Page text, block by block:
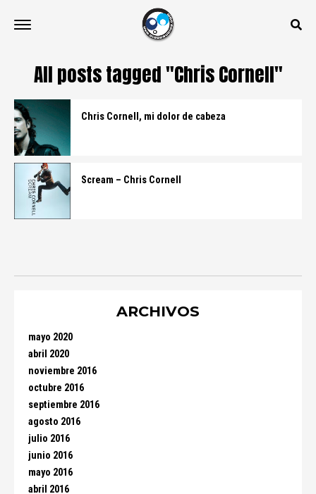
All posts tagged "Chris Cornell"
Chris Cornell, mi dolor de cabeza
Scream – Chris Cornell
ARCHIVOS
mayo 2020
abril 2020
noviembre 2016
octubre 2016
septiembre 2016
agosto 2016
julio 2016
junio 2016
mayo 2016
abril 2016